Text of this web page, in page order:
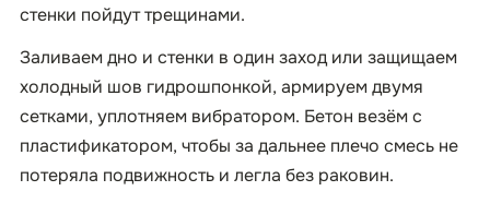
стенки пойдут трещинами.
Заливаем дно и стенки в один заход или защищаем
холодный шов гидрошпонкой, армируем двумя
сетками, уплотняем вибратором. Бетон везём с
пластификатором, чтобы за дальнее плечо смесь не
потеряла подвижность и легла без раковин.